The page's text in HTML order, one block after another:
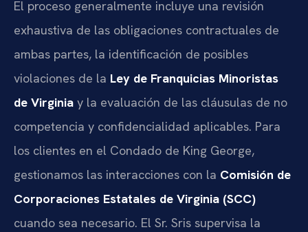
El proceso generalmente incluye una revisión
exhaustiva de las obligaciones contractuales de
ambas partes, la identificación de posibles
violaciones de la Ley de Franquicias Minoristas
de Virginia y la evaluación de las cláusulas de no
competencia y confidencialidad aplicables. Para
los clientes en el Condado de King George,
gestionamos las interacciones con la Comisión de
Corporaciones Estatales de Virginia (SCC)
cuando sea necesario. El Sr. Sris supervisa la